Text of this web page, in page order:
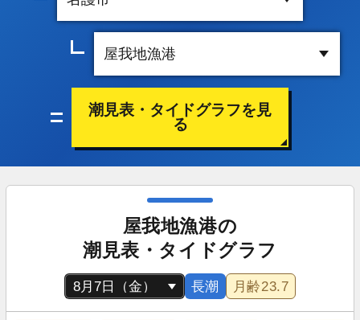
潮見表・タイドグラフを見
る
屋我地漁港の
潮見表・タイドグラフ
長潮 月齢23.7